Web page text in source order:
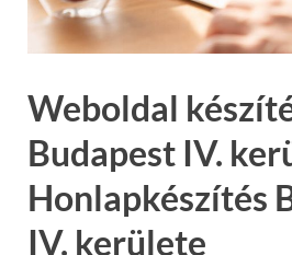
Weboldal
Budapest IV.
Honlapkészítés
IV. kerülete